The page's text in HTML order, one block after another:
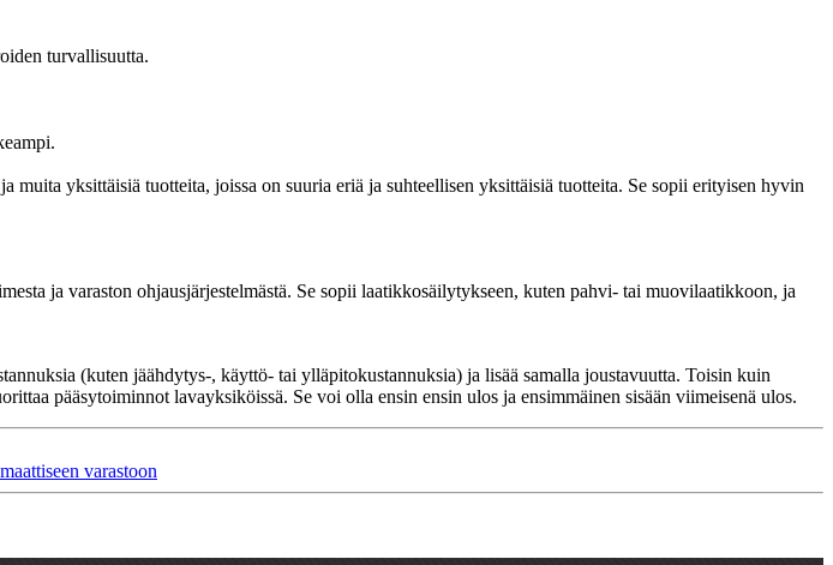
turvallisuutta.
yksittäisiä tuotteita, joissa on suuria eriä ja suhteellisen yksittäisiä tuotteita. Se sopii erityisen hyvin
ja varaston ohjausjärjestelmästä. Se sopii laatikkosäilytykseen, kuten pahvi- tai muovilaatikkoon, ja
(kuten jäähdytys-, käyttö- tai ylläpitokustannuksia) ja lisää samalla joustavuutta. Toisin kuin
pääsytoiminnot lavayksiköissä. Se voi olla ensin ensin ulos ja ensimmäinen sisään viimeisenä ulos.
varastoon